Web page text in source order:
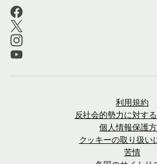
利用規約
反社会的勢力に対す
個人情報保護
クッキーの取り扱い
苦情